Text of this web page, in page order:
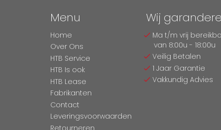
Menu
Home
Over Ons
HTB Service
HTB Is ook
HTB Lease
Fabrikanten
Contact
Leveringsvoorwaarden
Retourneren
Wij
Ma t/m vrij
van 8:00u - 18:00u
Veilig Betalen
1 Jaar Garantie
Vakkundig Advies